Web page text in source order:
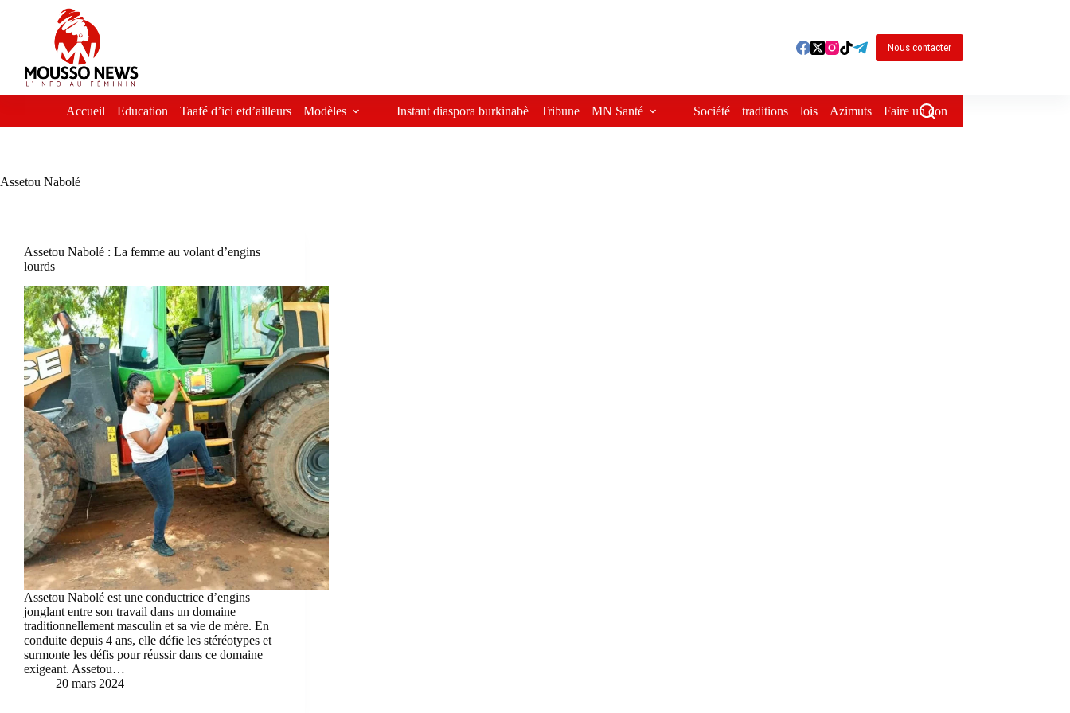
Nous contacter
Accueil Education Taafé d’ici etd’ailleurs Modèles Instant diaspora burkinabè Tribune MN Santé Société traditions lois Azimuts Faire un don
Assetou Nabolé
Assetou Nabolé : La femme au volant d’engins
lourds
Assetou Nabolé est une conductrice d’engins
jonglant entre son travail dans un domaine
traditionnellement masculin et sa vie de mère. En
conduite depuis 4 ans, elle défie les stéréotypes et
surmonte les défis pour réussir dans ce domaine
exigeant. Assetou…
20 mars 2024